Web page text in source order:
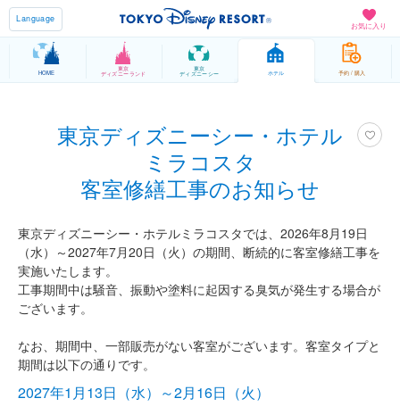
お気に入り
Language
HOME
東京
ディズニーランド
東京
ディズニーシー ホテル 予約 / 購入
東京ディズニーシー・ホテル
ミラコスタ
客室修繕工事のお知らせ
東京ディズニーシー・ホテルミラコスタでは、2026年8月19日
（水）～2027年7月20日（火）の期間、断続的に客室修繕工事を
実施いたします。
工事期間中は騒音、振動や塗料に起因する臭気が発生する場合が
ございます。
なお、期間中、一部販売がない客室がございます。客室タイプと
期間は以下の通りです。
2027年1月13日（水）～2月16日（火）